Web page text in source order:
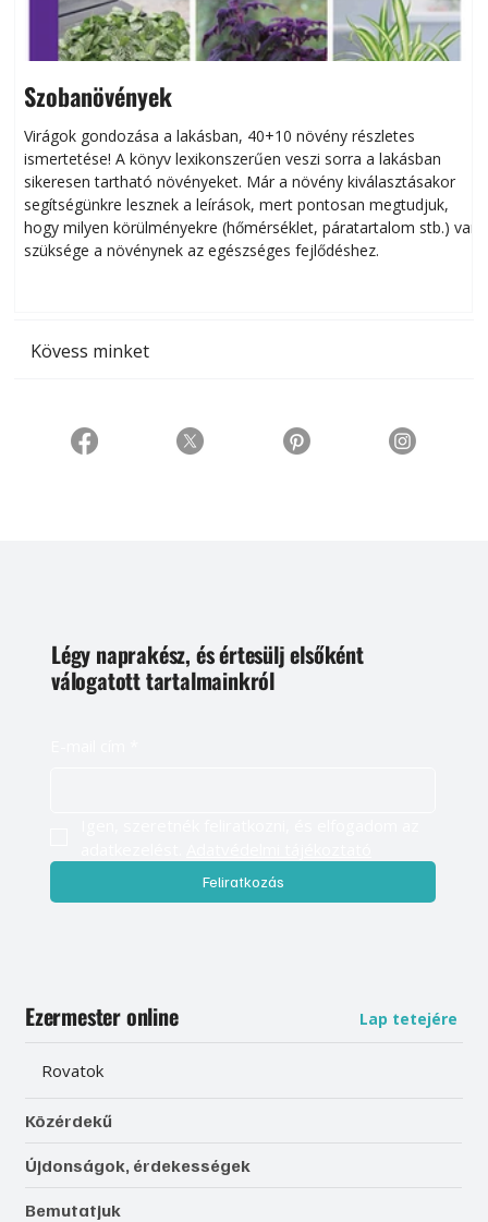
Szobanövények
Virágok gondozása a lakásban, 40+10 növény részletes
ismertetése! A könyv lexikonszerűen veszi sorra a lakásban
sikeresen tart­ha­tó növényeket. Már a növény kiválasztásakor
segítségünkre lesznek a leírások, mert pontosan megtudjuk,
hogy milyen körülményekre (hőmérséklet, páratartalom stb.) van
szüksége a növénynek az egészséges fejlődéshez.
Kövess minket
Légy naprakész, és értesülj elsőként
válogatott tartalmainkról
Feliratkozás
Ezermester online Lap tetejére
Rovatok
Közérdekű
Újdonságok, érdekességek
Bemutatjuk